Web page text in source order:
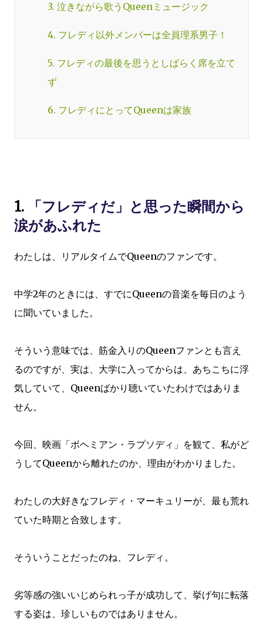
3. 泣きながら歌うQueenミュージック
4. フレディ以外メンバーは全員理系男子！
5. フレディの最後を思うとしばらく席を立て
ず
6. フレディにとってQueenは家族
1.
「フレディだ」と思った瞬間から
涙があふれた
わたしは、リアルタイムでQueenのファンです。
中学2年のときには、すでにQueenの音楽を毎日のよう
に聞いていました。
そういう意味では、筋金入りのQueenファンとも言え
るのですが、実は、大学に入ってからは、あちこちに浮
気していて、Queenばかり聴いていたわけではありま
せん。
今回、映画「ボヘミアン・ラプソディ」を観て、私がど
うしてQueenから離れたのか、理由がわかりました。
わたしの大好きなフレディ・マーキュリーが、最も荒れ
ていた時期と合致します。
そういうことだったのね、フレディ。
劣等感の強いいじめられっ子が成功して、挙げ句に転落
する姿は、珍しいものではありません。